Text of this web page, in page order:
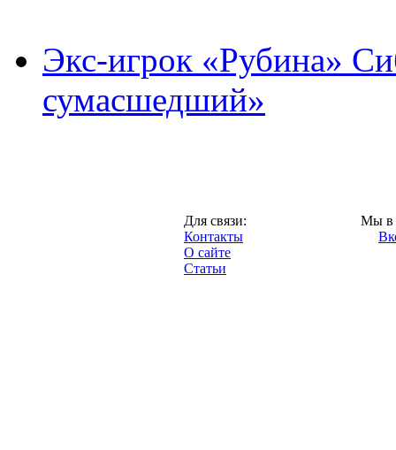
Экс-игрок «Рубина»
сумасшедший»
Для связи:
Контакты
О сайте
Статьи
Мы в